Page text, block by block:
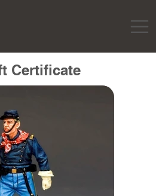
Certificate